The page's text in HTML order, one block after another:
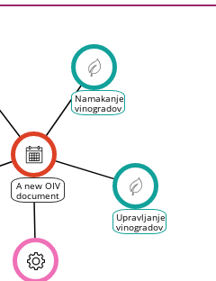
A new OIV
document
on the
sustainable
use of
water in
the
vineyard
Namakanje
vinogradov
Upravljanje
vinogradov